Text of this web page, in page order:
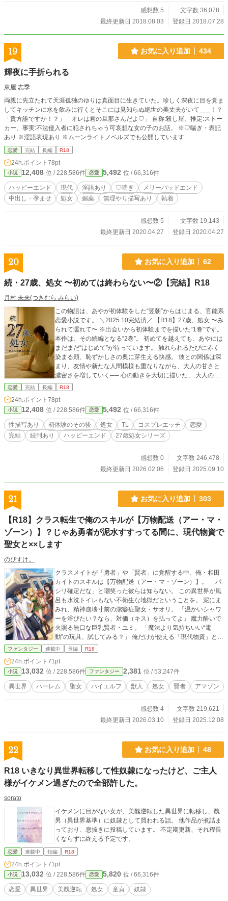
感想数 5
文字数 36,078
最終更新日 2018.08.03
登録日 2018.07.28
19 お気に入り追加 434
輝夜に手折られる
東屋 志季
両親に先立たれて天涯孤独のゆりは真面目に生きていた。珍しく深夜に目を覚ま
してキッチンに水を飲みに行くとそこには見知らぬ絶世の美丈夫がいて___！？
「貴方誰ですか！？」「オレは君の旦那さんだよ♡」 自称:殺し屋、推定:ストー
カー、事実:不法侵入者に犯されちゃう可哀想な女の子のお話。 ※♡喘ぎ・表記
あり ※淫語表現あり ※ムーンライトノベルズでも公開しています
恋愛 完結 長編 R18
24h.ポイント 78pt
小説 12,408 位 / 228,586件 恋愛 5,492 位 / 66,316件
ハッピーエンド 現代 淫語あり ♡喘ぎ
メリーバッドエンド
中出し・孕ませ
処女 媚薬 無理やり描写あり 執着
感想数 5
文字数 19,143
最終更新日 2020.04.27
登録日 2020.04.27
20 お気に入り追加 62
続・27歳、処女 〜初めては終わらない〜②【完結】R18
月村 未来(つきむら みらい)
この物語は、あやが初体験をした“翌朝”からはじまる、官能系
恋愛小説です。 ＼2025.10完結済／ 【R18】27歳、処女 〜み
られて濡れて〜 ※出会いから初体験までを描いた“1巻”です。
本作は、その続編となる“2巻”。 初めてを越えても、あやには
まだまだ“はじめて”が待っています。 触れられるたびに赤く
染まる頬、恥ずかしさの奥に芽生える快感。 彼との関係は深
まり、友情や新たな人間模様も重なりながら、大人の甘さと
濃密さを増していく── 心の動きを大切に描いた、 大人のエ
ロティックラブストーリー。 恋愛小説が好きな方にも、TL好
写がしっかり入る話につけています。 読みたい方／避けたい
方の目安にしていただけたら） この巻からでもお楽しみいた
だけますが、1巻からお読みいただくと、登場人物の心情や関
係性がより深く響きます。 そして、この先に続く3巻にあた
る物語も。 ＼2026.2連載開始／ 【R18】玲奈31歳、理屈じ
ったら、長く世界観をお楽しみいただける物語です。 📚2
巻・2026/2/7完結
恋愛 完結 長編 R18
24h.ポイント 78pt
小説 12,408 位 / 228,586件 恋愛 5,492 位 / 66,316件
性描写あり 初体験のその後 処女 TL コスプレエッチ
恋愛
完結
続刊あり ハッピーエンド 27歳処女シリーズ
感想数 0
文字数 246,478
最終更新日 2026.02.06
登録日 2025.09.10
21 お気に入り追加 303
【R18】クラス転生で俺のスキルが【万物配送（アー・マ・
ゾーン）】？じゃあ勇者が泥水すすってる間に、現代物資で
聖女と××します
のびすけ。
クラスメイトが「勇者」や「賢者」に覚醒する中、俺・相田
カイトのスキルは【万物配送（アー・マ・ゾーン）】。 「パ
シリ確定だな」と嘲笑った彼らは知らない。 この異世界が風
呂も水洗トイレもない不衛生な地獄だということを。 泥にま
みれ、精神崩壊寸前の潔癖症聖女・サオリ。 「温かいシャワ
ーを浴びたい？なら、対価（キス）を払ってよ」 魔力酔いで
火照る無口な巨乳賢者・ユミ。 「魔法より気持ちいい“電
動”の玩具、試してみる？」 俺だけが使える「現代物資」とい
う暴力的なまでの快楽と利便性。 勇者が硬い干し肉を齧り虫
イートルーム（テント）で極上の泡風呂と美女の嬌声を独り
占めする。 スキルの購入コストは「ラブポイント（性行
為）」。 つまり、セフレが増えるほど物資が潤う永久機関。
これは、文明の利器とテクニックで高貴なヒロインたちを**
ファンタジー 連載中 長編 R18
24h.ポイント 71pt
小説 13,032 位 / 228,586件 ファンタジー 2,381 位 / 53,247件
異世界 ハーレム 聖女 ハイエルフ 獣人 処女 賢者 アマゾン
感想数 4
文字数 219,621
最終更新日 2026.03.10
登録日 2025.12.08
22 お気に入り追加 48
R18 いきなり異世界転移して性奴隷になったけど、ご主人
様がイケメン過ぎたので全部許した。
sorato
イケメンに目がない女が、美醜逆転した異世界に転移し、醜
男（異世界基準）に奴隷として買われる話。 他作品が煮詰ま
っており、息抜きに投稿しています。 不定期更新、それ程長
くならずに終える予定です。
恋愛 連載中 短編 R18
24h.ポイント 71pt
小説 13,032 位 / 228,586件 恋愛 5,820 位 / 66,316件
恋愛 異世界 美醜逆転 処女 童貞 奴隷